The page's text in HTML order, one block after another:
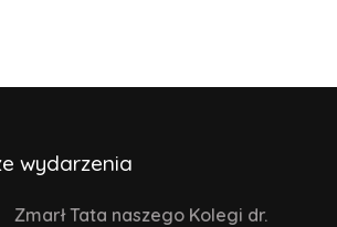
wydarzenia
Zmarł Tata naszego Kolegi dr.